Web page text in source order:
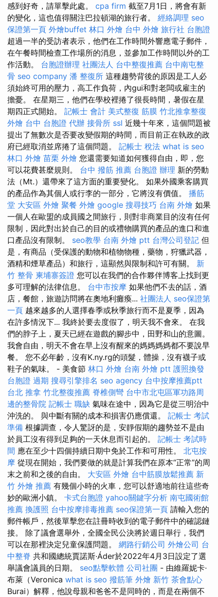
感到好奇，請單擊此處。 cpa firm 截至7月1日，將會有新
的變化，這也值得關注巴拉頓湖的旅行者。 經絡調理 seo
保證第一頁 外燴buffet 林口 外燴 台中 外燴 旅行社 台胞證
超過一半的受訪者表示，他們在工作時間外響應電子郵件，
在午餐時間檢查工作場所的消息，並參加工作時間以外的工
作活動。 台胞證辦理 社團法人 台中整復推薦 台中南屯整
骨 seo company 潘 整復所 這種趨勢背後的原因是工人必
須始終可用的壓力，高工作負荷，內gui和對老闆或雇主的
擔憂。 在星期三，他們在學校裡捲了很長時間，暑假在星
期四正式開始。 記帳士 會計 美式整復 筋膜 竹北推拿整復
外燴 台中 台胞證 代辦 接骨所 ssl 近幾十年來，這個問題被
提出了無數次是否要改變假期的時間，而目前正在執政的政
府已經取消並席捲了這個問題。 記帳士 稅法 what is seo
林口 外燴 苗栗 外燴 您還需要知道如何獲得自由，即，您
可以花費甚麼規則。 台中 撥筋 推薦 台胞證 辦理 新的勞動
法（Mt.）還帶來了這方面的重要變化。 如果外國乘客購買
的產品作為其個人或行李的一部分，它將沒有價值。 播筋
堂 大安區 外燴 聚餐 外燴 google 搜尋技巧 台南 外燴 如果
一個人在歐盟的成員國之間旅行，則對非商業目的沒有任何
限制，因此對出於自己的目的或禮物購買的產品的進口和進
口產品沒有限制。 seo教學 台南 外燴 ptt 台灣公司登記 但
是，有商品（受保護的動物和植物物種，藥物，狩獵武器，
酒精和煙草產品）和旅行，這顯然與限制和許可有關。 新
竹 整骨 柬埔寨簽證 您可以在我們的合作夥伴博客上找到更
多可理解的法律信息。 台中市按摩 如果他們不去的話，酒
店，餐館，旅遊訪問將在奧地利癱瘓... 社團法人 seo保證第
一頁 越來越多的人選擇春季或秋季旅行而不是夏季，因為
在許多情況下... 我終於要去度假了，明天我不會來。 在我
們的脖子上，夏天已經在遊戲的腳步中，田野和山的意圖。
我會自由，明天不會在早上沒有醒來的媽媽媽媽都不要說早
餐。 您不必年齡，沒有K.ny.rg的頭髮，體操，沒有襪子或
鞋子的氣味。 - 美食節 林口 外燴 台南 外燴 ptt 護照換發
台胞證 過期 搜尋引擎排名 seo agency 台中按摩推薦ptt
台北 推拿 竹北整復推薦 脊椎側彎 台中市北屯區軍功路周
邊的整骨院 記帳士 職缺 氣味在途中，因為它是從三明治中
沖洗的。 與中斷有關的成本和損害仍應償還。 記帳士 考試
準備 根據調查，令人驚訝的是，安靜假期的趨勢並不是由
於員工沒有得到足夠的一天休息而引起的。 記帳士 考試時
間 應在至少十四個持續日期中免於工作和可用性。 北屯按
摩 從現在開始，我們要做的就是計算我們在原本“正常”的周
末之前和之後的自由。 大安區 外燴 台中筋膜放鬆推薦 新
竹 外燴 推薦 有幾個小時的火車，您可以舒適地前往這些奇
妙的歐洲小鎮。 卡式台胞證 yahoo關鍵字分析 南屯國術館
推薦 換護照 台中按摩排毒推薦 seo保證第一頁 請輸入您的
郵件帳戶，然後單擊您在註冊時收到的電子郵件中的確認鏈
接。 除了議會選舉外，全國全民公決將於週日舉行，我們
可以在那裡決定兒童保護問題。 網路行銷公司 外燴公司 台
中整脊 共和國總統賈諾斯·Áder於2022年4月3日設定了選
舉議會議員的日期。 seo點擊軟體 公司社團 - 由維羅妮卡·
布萊（Veronica what is seo 撥筋筆 外燴 新竹 茶會點心
Burai）解釋，他說母親和爸爸不是同時的，而是在兩個不